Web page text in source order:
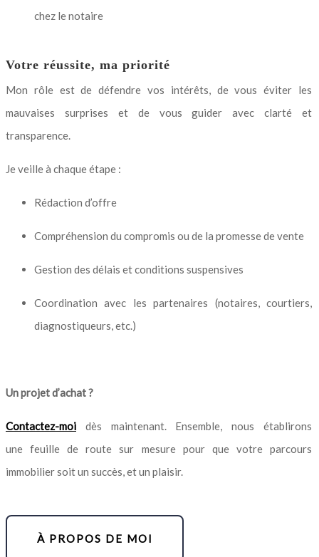
chez le notaire
Votre réussite, ma priorité
Mon rôle est de défendre vos intérêts, de vous éviter les
mauvaises surprises et de vous guider avec clarté et
transparence.
Je veille à chaque étape :
Rédaction d’offre
Compréhension du compromis ou de la promesse de vente
Gestion des délais et conditions suspensives
Coordination avec les partenaires (notaires, courtiers,
diagnostiqueurs, etc.)
Un projet d’achat ?
Contactez-moi dès maintenant. Ensemble, nous établirons
une feuille de route sur mesure pour que votre parcours
immobilier soit un succès, et un plaisir.
À PROPOS DE MOI